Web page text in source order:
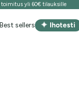
yli 60€ tilauksille
Best sellers ✦ Ihotesti